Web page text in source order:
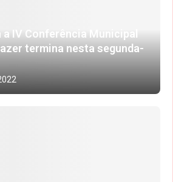
a IV Conferência Municipal
termina nesta segunda-